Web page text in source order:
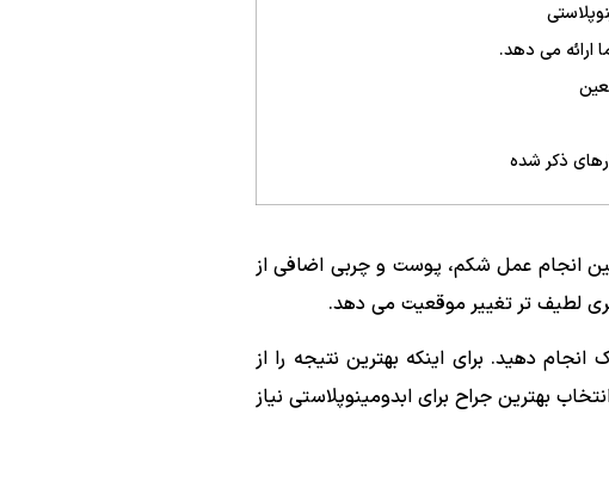
ارائه می دهد.
ذکر شده
انجام عمل شکم، پوست و چربی اضافی از
لطیف تر تغییر موقعیت می دهد.
دهید. برای اینکه بهترین نتیجه را از
بهترین جراح برای ابدومینوپلاستی نیاز